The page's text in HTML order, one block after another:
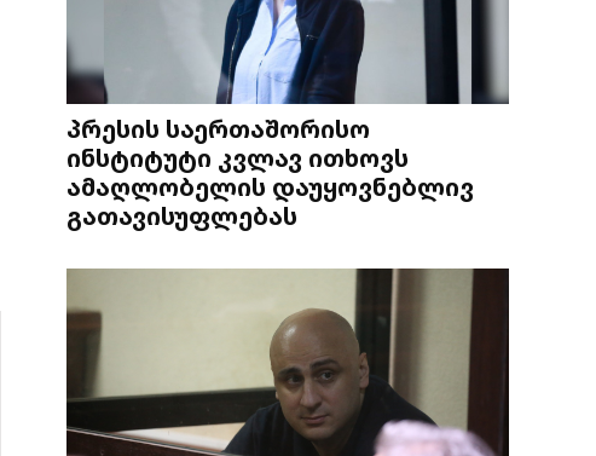
პრესის საერთაშორისო
ინსტიტუტი კვლავ ითხოვს
ამაღლობელის დაუყოვნებლივ
გათავისუფლებას